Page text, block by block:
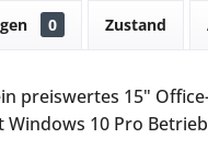
0 Zustand
preiswertes 15"
10 Pro